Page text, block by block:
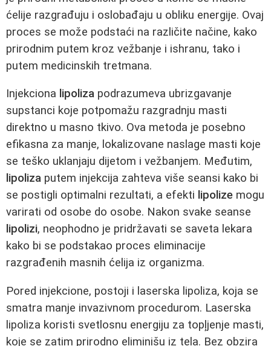
ćelije razgrađuju i oslobađaju u obliku energije. Ovaj
proces se može podstaći na različite načine, kako
prirodnim putem kroz vežbanje i ishranu, tako i
putem medicinskih tretmana.
Injekciona lipoliza podrazumeva ubrizgavanje
supstanci koje potpomažu razgradnju masti
direktno u masno tkivo. Ova metoda je posebno
efikasna za manje, lokalizovane naslage masti koje
se teško uklanjaju dijetom i vežbanjem. Međutim,
lipoliza putem injekcija zahteva više seansi kako bi
se postigli optimalni rezultati, a efekti lipolize mogu
varirati od osobe do osobe. Nakon svake seanse
lipolizi, neophodno je pridržavati se saveta lekara
kako bi se podstakao proces eliminacije
razgrađenih masnih ćelija iz organizma.
Pored injekcione, postoji i laserska lipoliza, koja se
smatra manje invazivnom procedurom. Laserska
lipoliza koristi svetlosnu energiju za topļjenje masti,
koje se zatim prirodno eliminišu iz tela. Bez obzira